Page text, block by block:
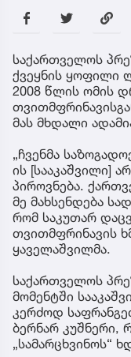
საქართველოს
ქვეყნის ყოფილი
2008 წლის ომის
მას მხდალი
„ჩვენმა
ის [სააკაშვილი]
პიროვნება.
მე მახსენდება
რომ საკუთარ
თვითმფრინავის
ყაველაშვილმა.
საქართველოს
მომენტში
კერძოდ
ბერნარ კუშნერი,
„სამარცხვინოს“